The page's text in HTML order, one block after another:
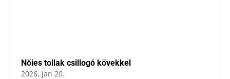
Nőies tollak csillogó kövekkel
2026, jan 20.